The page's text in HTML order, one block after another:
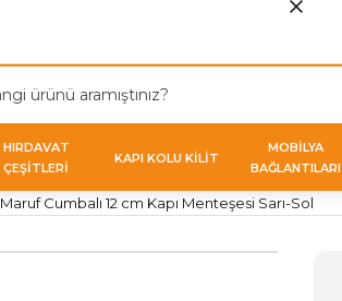
HIRDAVAT
ÇEŞİTLERİ
KAPI KOLU KİLİT
MOBİLYA
BAĞLANTILARI
Maruf Cumbalı 12 cm Kapı Menteşesi Sarı-Sol